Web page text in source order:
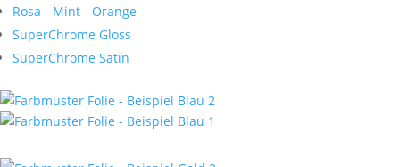
Rosa - Mint - Orange
SuperChrome Gloss
SuperChrome Satin